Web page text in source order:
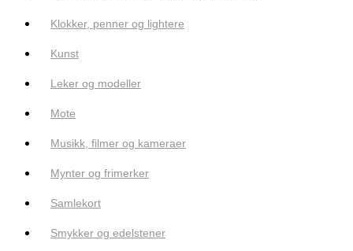
Klokker, penner og lightere
Kunst
Leker og modeller
Mote
Musikk, filmer og kameraer
Mynter og frimerker
Samlekort
Smykker og edelstener